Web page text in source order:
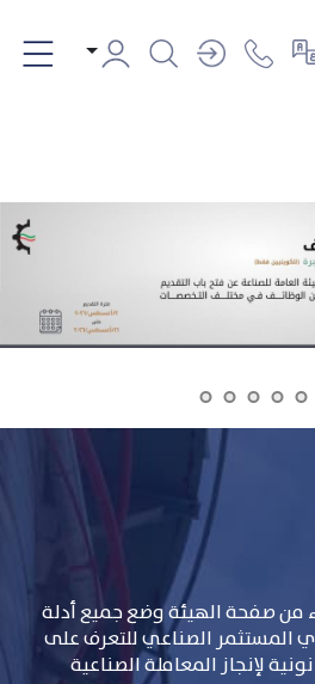
من صفحة الهيئة وضع جميع أدلة
المستثمر الصناعي للتعرف على
لإنجاز المعاملة الصناعية